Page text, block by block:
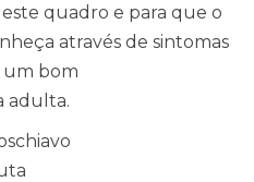
quadro e para que o
através de sintomas
um bom
adulta.